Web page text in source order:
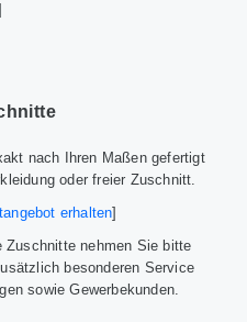
nach Ihren Maßen gefertigt
oder freier Zuschnitt.
erhalten]
Zuschnitte nehmen Sie bitte
besonderen Service
sowie Gewerbekunden.